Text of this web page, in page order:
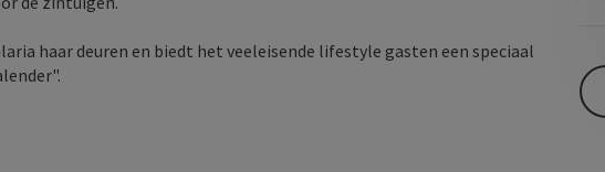
haar deuren en biedt het veeleisende lifestyle gasten een speciaal